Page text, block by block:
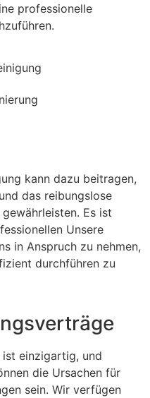
professionelle
kann dazu beitragen,
das reibungslose
Es ist
Unsere
in Anspruch zu nehmen,
durchführen zu
ist einzigartig, und
die Ursachen für
sein. Wir verfügen